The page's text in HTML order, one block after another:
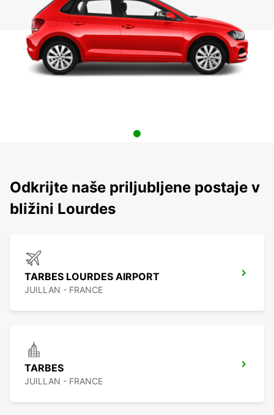
Odkrijte naše priljubljene postaje v
bližini Lourdes
TARBES LOURDES AIRPORT
JUILLAN - FRANCE
TARBES
JUILLAN - FRANCE